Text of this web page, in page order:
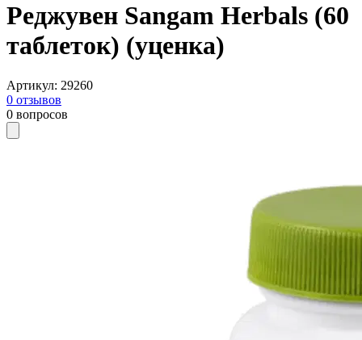
Реджувен Sangam Herbals (60
таблеток) (уценка)
Артикул: 29260
0 отзывов
0 вопросов